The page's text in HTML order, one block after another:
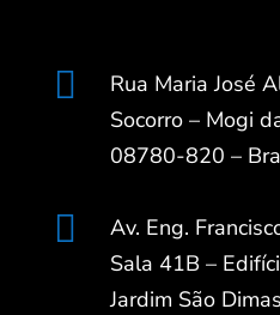

Rua Maria José
Socorro – Mogi
08780-820 –

Av. Eng.
Sala 41B –
Jardim São